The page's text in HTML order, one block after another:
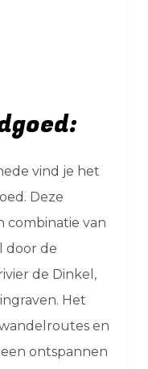
vind je het
Deze
combinatie van
door de
de Dinkel,
Het
en
ontspannen